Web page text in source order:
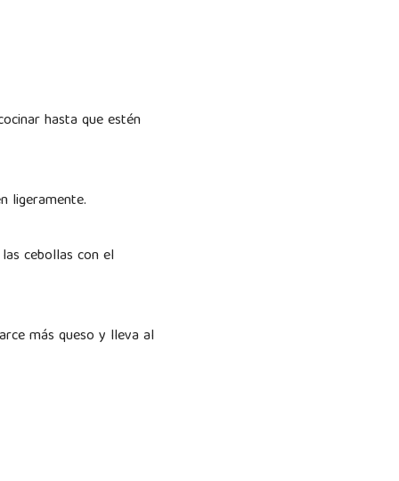
hasta que estén
ligeramente.
cebollas con el
más queso y lleva al